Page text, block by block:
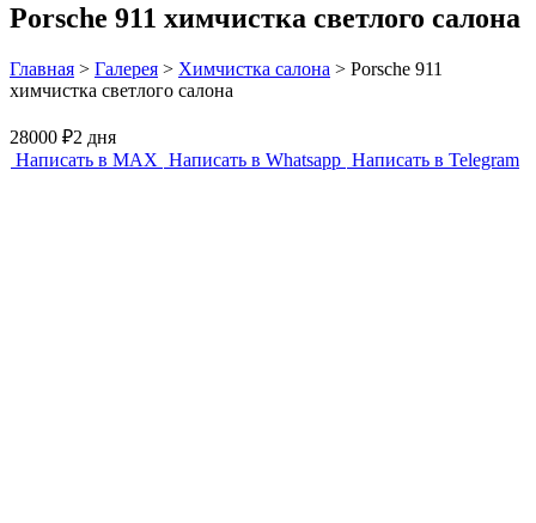
Porsche 911 химчистка светлого салона
Главная > Галерея > Химчистка салона > Porsche 911
химчистка светлого салона
28000 ₽2 дня
Написать в MAX Написать в Whatsapp Написать в Telegram